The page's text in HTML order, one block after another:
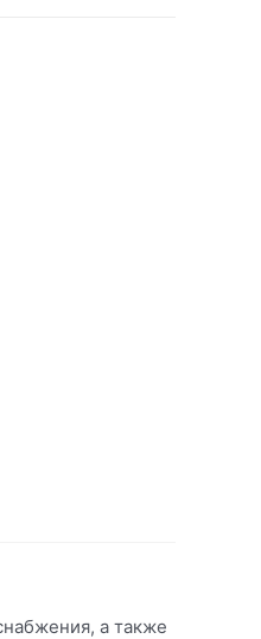
а также